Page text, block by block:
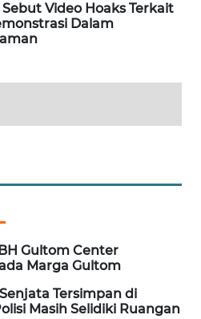
Sebut Video Hoaks Terkait
Dalam
Gultom Center
Marga Gultom
Tersimpan di
Masih Selidiki Ruangan